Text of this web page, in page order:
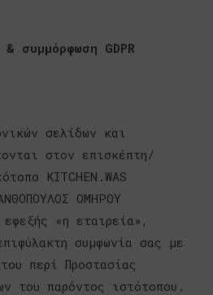
συμμόρφωση GDPR
σελίδων και
στον επισκέπτη/
KITCHEN.WAS
ΟΜΗΡΟΥ
«η εταιρεία»,
συμφωνία σας με
περί Προστασίας
του παρόντος ιστότοπου.